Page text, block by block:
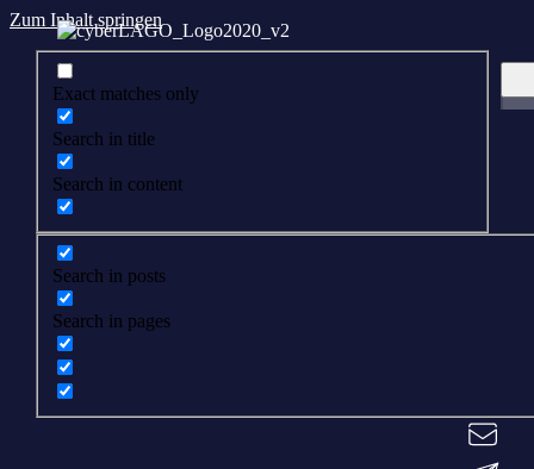
Zum Inhalt springen
Exact matches only
Search in title
Search in content
Search in posts
Search in pages